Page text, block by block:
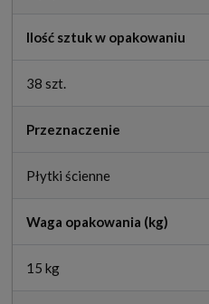
Ilość sztuk w opakowaniu
38 szt.
Przeznaczenie
Płytki ścienne
Waga opakowania (kg)
15 kg